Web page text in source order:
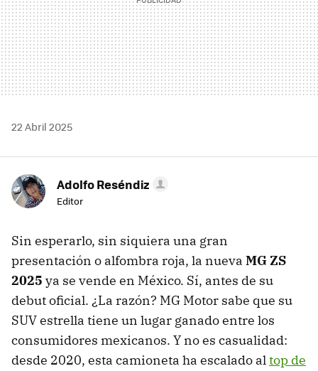
22 Abril 2025
Adolfo Reséndiz
Editor
Sin esperarlo, sin siquiera una gran
presentación o alfombra roja, la nueva MG ZS
2025 ya se vende en México. Sí, antes de su
debut oficial. ¿La razón? MG Motor sabe que su
SUV estrella tiene un lugar ganado entre los
consumidores mexicanos. Y no es casualidad:
desde 2020, esta camioneta ha escalado altop de